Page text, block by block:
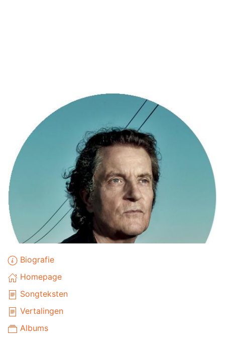
Biografie
Homepage
Songteksten
Vertalingen
Albums